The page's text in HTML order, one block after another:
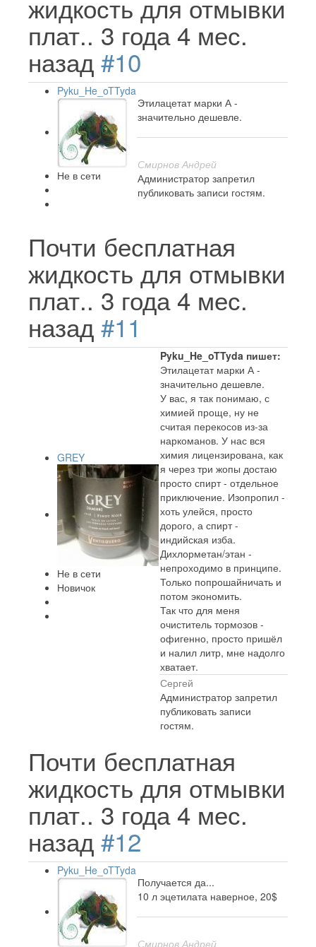
жидкость для отмывки
плат.. 3 года 4 мес.
назад #10
Pyku_He_oTTyda
Не в сети
Этилацетат марки А -
значительно дешевле.
Смирнов Андрей
Администратор запретил
публиковать записи гостям.
Почти бесплатная
жидкость для отмывки
плат.. 3 года 4 мес.
назад #11
GREY
Не в сети
Новичок
Pyku_He_oTTyda пишет:
Этилацетат марки А -
значительно дешевле.
У вас, я так понимаю, с
химией проще, ну не
считая перекосов из-за
наркоманов. У нас вся
химия лицензирована, как
я через три жопы достаю
просто спирт - отдельное
приключение. Изопропил -
хоть улейся, просто
дорого, а спирт -
индийская изба.
Дихлорметан/этан -
непроходимо в принципе.
Только попрошайничать и
потом экономить.
Так что для меня
очиститель тормозов -
офигенно, просто пришёл
и налил литр, мне надолго
хватает.
Сергей
Администратор запретил
публиковать записи
гостям.
Почти бесплатная
жидкость для отмывки
плат.. 3 года 4 мес.
назад #12
Pyku_He_oTTyda
Получается да...
10 л эцетилата наверное, 20$
Смирнов Андрей